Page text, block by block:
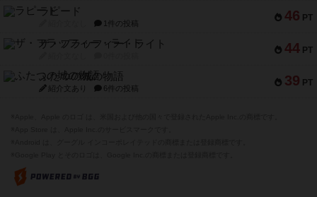
46 PT
ラピード
1件の投稿
44 PT
ザ・フラッフィー・ライト
39 PT
ふたつの城の物語
紹介文あり 6件の投稿